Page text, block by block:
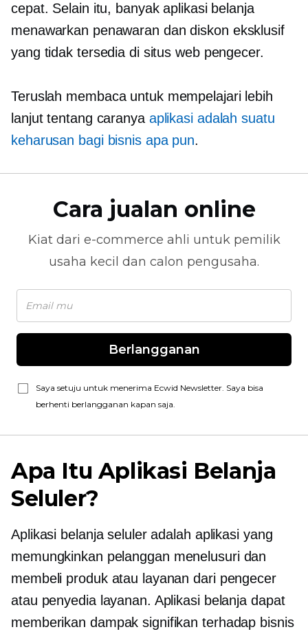
cepat. Selain itu, banyak aplikasi belanja
menawarkan penawaran dan diskon eksklusif
yang tidak tersedia di situs web pengecer.
Teruslah membaca untuk mempelajari lebih
lanjut tentang caranya aplikasi adalah suatu
keharusan bagi bisnis apa pun.
Cara jualan online
Kiat dari e-commerce ahli untuk pemilik
usaha kecil dan calon pengusaha.
Berlangganan
Saya setuju untuk menerima Ecwid Newsletter. Saya bisa
berhenti berlangganan kapan saja.
Apa Itu Aplikasi Belanja
Seluler?
Aplikasi belanja seluler adalah aplikasi yang
memungkinkan pelanggan menelusuri dan
membeli produk atau layanan dari pengecer
atau penyedia layanan. Aplikasi belanja dapat
memberikan dampak signifikan terhadap bisnis